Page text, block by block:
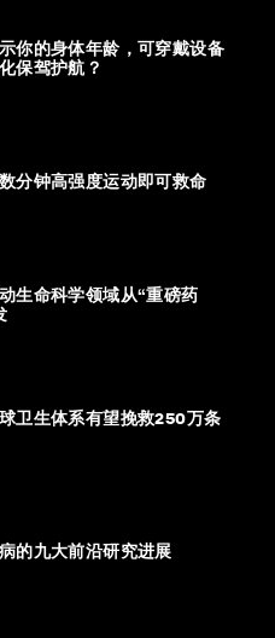
你的身体年龄，可穿戴设备
保驾护航？
分钟高强度运动即可救命
生命科学领域从“重磅药
卫生体系有望挽救250万条
的九大前沿研究进展